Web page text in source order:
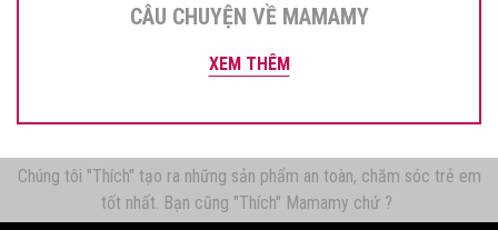
CÂU CHUYỆN VỀ MAMAMY
XEM THÊM
Chúng tôi "Thích" tạo ra những sản phẩm an toàn, chăm sóc trẻ em
tốt nhất. Bạn cũng "Thích" Mamamy chứ ?